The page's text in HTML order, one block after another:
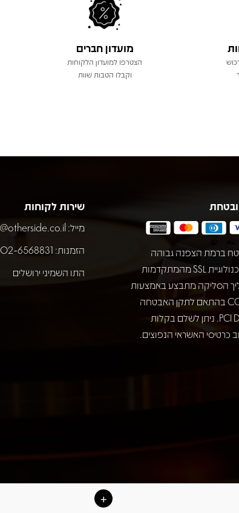
מועדון חברים
הצטרפו למועדון הלקוחות
וקבלו הטבות שוות
ברמת הצפנה גבוהה
באמצעות טכנולוגיית SSL מהמתקדמות
הסליקה מתבצע באמצעות
חברת COMAX בהתאם לתקן האבטחה
המחמיר PCI DSS. ניתן לשלם בקלות
כרטיסי האשראי הנפוצים.
שירות לקוחות
מייל:
הזמנות: 02-6568831
התו השמיני ירושלים